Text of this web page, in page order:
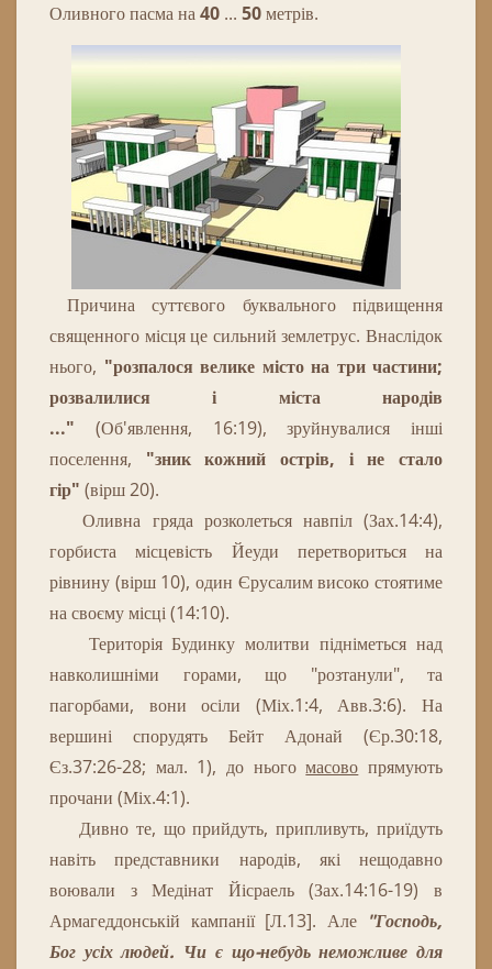
Оливного пасма на40 ... 50метрів.
Причина суттєвого буквального
підвищення
священного місця це сильний землетрус. Внаслідок
нього, "розпалося велике місто на три частини;
розвалилися і міста народів
..." (Об'явлення, 16:19), зруйнувалися
інші
поселення, "зник кожний острів, і нестало
гір" (вірш 20).
Оливна гряда розколеться навпіл (Зах.14:4),
горбиста місцевість Йеуди перетвориться на
рівнину (вірш 10), один Єрусалим високо стоятиме
на своєму місці (14:10).
Територія Будинку молитви підніметься над
навколишніми горами, що "розтанули", та
пагорбами, вони осіли (Міх.1:4, Авв.3:6).
На
вершині спорудять Бейт Адонай (Єр.30:18,
Єз.37:26-28; мал. 1), до ньогомасово прямують
прочани (Міх.4:1).
Дивно те, що прийдуть, припливуть, приїдуть
навіть представники народів, які нещодавно
воювали з Медінат Йісраель (Зах.14:16-19) в
Армагеддонській кампанії [Л.13]. Але "Господь,
Бог усіх людей. Чи є що-небудь неможливе для